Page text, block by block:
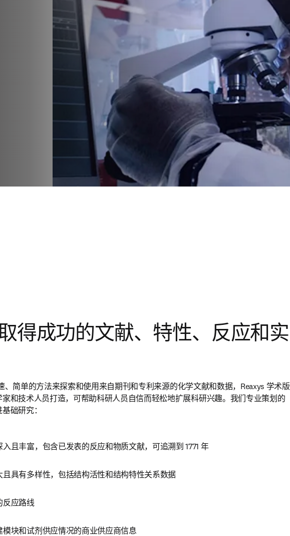
得成功的文献、特性、反应和实
、简单的方法来探索和使用来自期刊和专利来源的化学文献和数据，Reaxys 学术版
和技术人员打造，可帮助科研人员自信而轻松地扩展科研兴趣。我们专业策划的
础研究：
且丰富，包含已发表的反应和物质文献，可追溯到 1771 年
且具有多样性，包括结构活性和结构特性关系数据
反应路线
块和试剂供应情况的商业供应商信息